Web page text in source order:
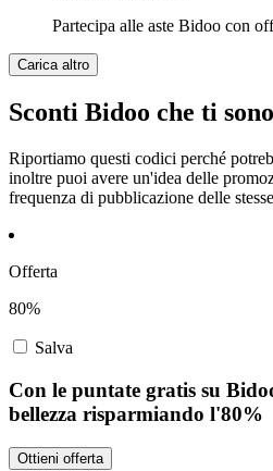
Partecipa alle aste Bidoo con
Carica altro
Sconti Bidoo che ti
Riportiamo questi codici perché
inoltre puoi avere un'idea delle
frequenza di pubblicazione delle
Offerta
80%
Salva
Con le puntate gratis su
bellezza risparmiando l'80%
Ottieni offerta